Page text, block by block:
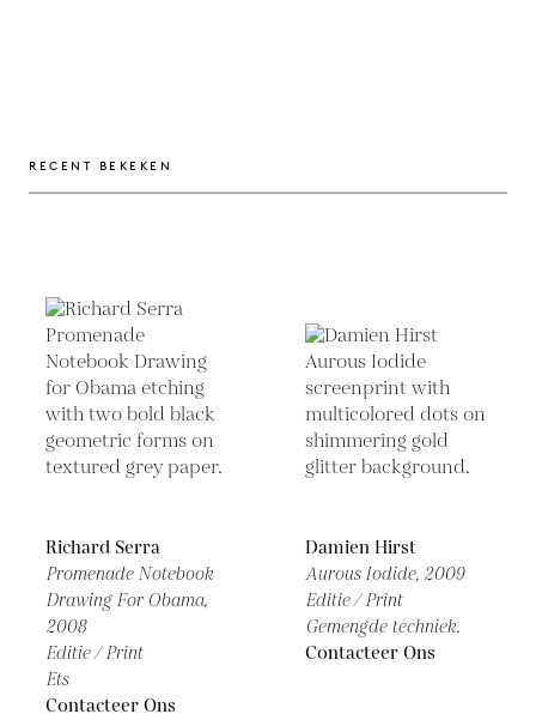
RECENT BEKEKEN
Richard Serra
Promenade Notebook
Drawing For Obama,
2008
Editie / Print
Ets
Contacteer Ons
Damien Hirst
Aurous Iodide, 2009
Editie / Print
Gemengde techniek.
Contacteer Ons